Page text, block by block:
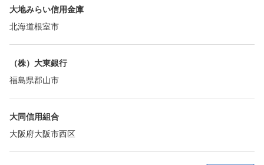
大地みらい信用金庫
北海道根室市
（株）大東銀行
福島県郡山市
大同信用組合
大阪府大阪市西区